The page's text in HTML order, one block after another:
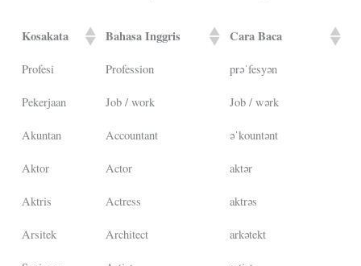
Kosakata Bahasa Inggris Cara Baca
Profesi Profession prəˈfesyən
Pekerjaan Job / work Job / wərk
Akuntan Accountant əˈkountənt
Aktor Actor aktər
Aktris Actress aktrəs
Arsitek Architect arkətekt